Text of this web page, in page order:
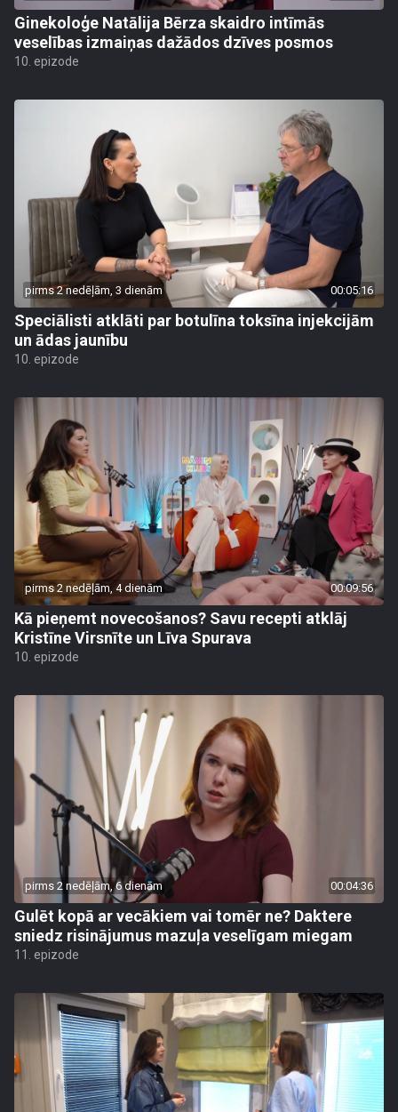
Ginekoloģe Natālija Bērza skaidro intīmās
veselības izmaiņas dažādos dzīves posmos
10. epizode
pirms 2 nedēļām, 3 dienām 00:05:16
Speciālisti atklāti par botulīna toksīna injekcijām
un ādas jaunību
10. epizode
pirms 2 nedēļām, 4 dienām 00:09:56
Kā pieņemt novecošanos? Savu recepti atklāj
Kristīne Virsnīte un Līva Spurava
10. epizode
pirms 2 nedēļām, 6 dienām 00:04:36
Gulēt kopā ar vecākiem vai tomēr ne? Daktere
sniedz risinājumus mazuļa veselīgam miegam
11. epizode